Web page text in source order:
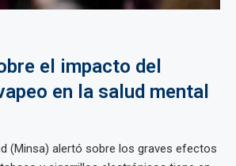
el impacto del
en la salud mental
(Minsa) alertó sobre los graves efectos